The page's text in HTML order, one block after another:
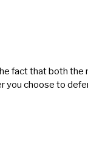
fact that both
choose to